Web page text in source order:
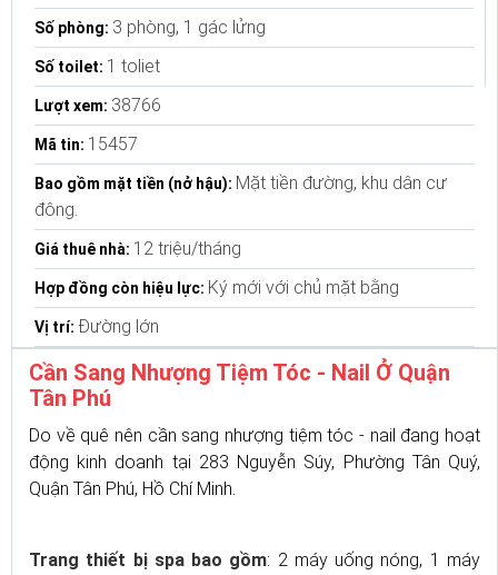
Số phòng: 3 phòng, 1 gác lửng
Số toilet: 1 toliet
Lượt xem: 38766
Mã tin: 15457
Bao gồm mặt tiền (nở hậu): Mặt tiền đường, khu dân cư
đông.
Giá thuê nhà: 12 triệu/tháng
Hợp đồng còn hiệu lực: Ký mới với chủ mặt bằng
Vị trí: Đường lớn
Cần Sang Nhượng Tiệm Tóc - Nail Ở Quận
Tân Phú
Do về quê nên cần sang nhượng tiệm tóc - nail đang hoạt
động kinh doanh tại 283 Nguyễn Súy, Phường Tân Quý,
Quận Tân Phú, Hồ Chí Minh.
Trang thiết bị spa bao gồm: 2 máy uống nóng, 1 máy